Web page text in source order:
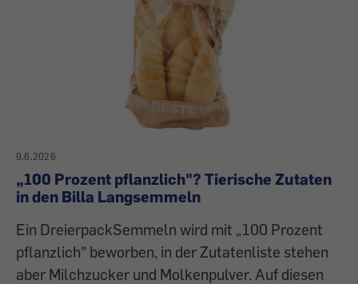
9.6.2026
„100 Prozent pflanzlich"? Tierische Zutaten
in den Billa Langsemmeln
Ein DreierpackSemmeln wird mit „100 Prozent
pflanzlich" beworben, in der Zutatenliste stehen
aber Milchzucker und Molkenpulver. Auf diesen